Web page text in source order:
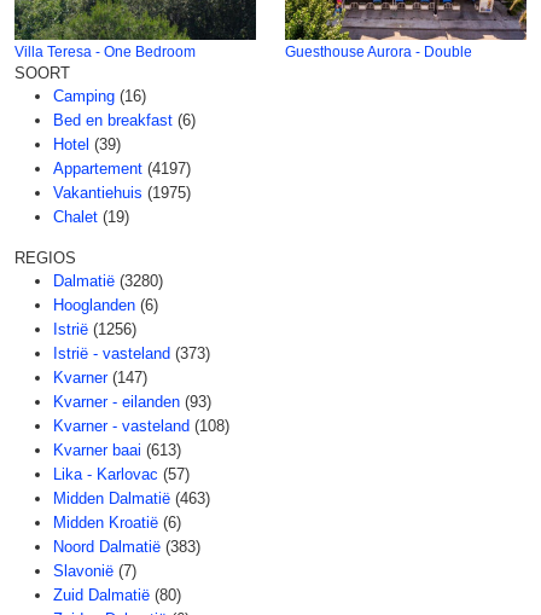
Villa Teresa - One Bedroom Guesthouse Aurora - Double
SOORT
Camping (16)
Bed en breakfast (6)
Hotel (39)
Appartement (4197)
Vakantiehuis (1975)
Chalet (19)
REGIOS
Dalmatië (3280)
Hooglanden (6)
Istrië (1256)
Istrië - vasteland (373)
Kvarner (147)
Kvarner - eilanden (93)
Kvarner - vasteland (108)
Kvarner baai (613)
Lika - Karlovac (57)
Midden Dalmatië (463)
Midden Kroatië (6)
Noord Dalmatië (383)
Slavonië (7)
Zuid Dalmatië (80)